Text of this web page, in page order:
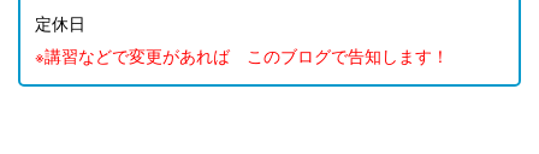
定休日
※講習などで変更があれば このブログで告知します！